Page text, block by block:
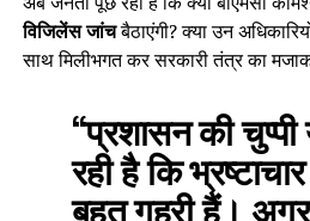
विजिलेंस जांचबैठाएंगी? क्या उन
साथ मिलीभगत कर सरकारी तंत्र का
“प्रशासन की
रही है कि
बहुत गहरी हैं।